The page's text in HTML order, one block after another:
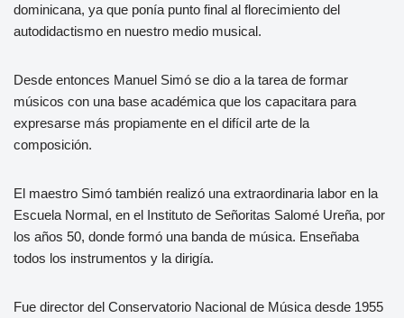
dominicana, ya que ponía punto final al florecimiento del
autodidactismo en nuestro medio musical.
Desde entonces Manuel Simó se dio a la tarea de formar
músicos con una base académica que los capacitara para
expresarse más propiamente en el difícil arte de la
composición.
El maestro Simó también realizó una extraordinaria labor en la
Escuela Normal, en el Instituto de Señoritas Salomé Ureña, por
los años 50, donde formó una banda de música. Enseñaba
todos los instrumentos y la dirigía.
Fue director del Conservatorio Nacional de Música desde 1955